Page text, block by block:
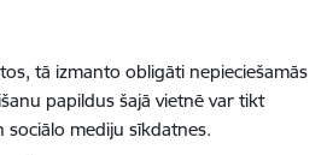
tā izmanto obligāti nepieciešamās
papildus šajā vietnē var tikt
mediju sīkdatnes.